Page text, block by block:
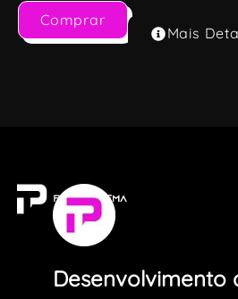
Comprar
Mais
Desenvolvimento